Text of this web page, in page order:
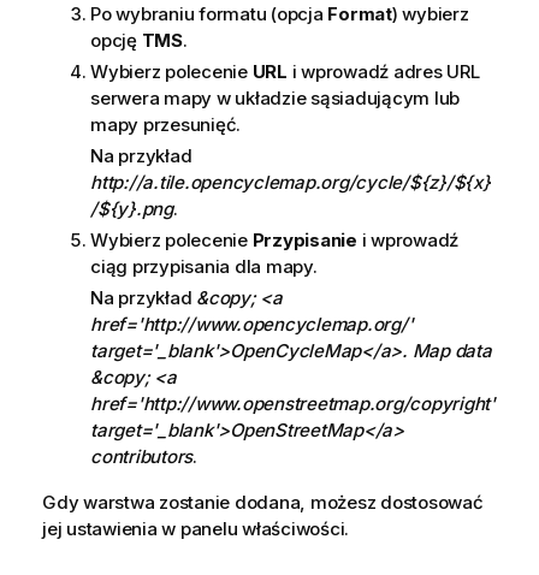
Po wybraniu formatu (opcja Format) wybierz
opcję TMS.
Wybierz polecenie URL i wprowadź adres URL
serwera mapy w układzie sąsiadującym lub
mapy przesunięć.
Na przykład
http://a.tile.opencyclemap.org/cycle/${z}/${x}
/${y}.png.
Wybierz polecenie Przypisanie i wprowadź
ciąg przypisania dla mapy.
Na przykład &copy; <a
href='http://www.opencyclemap.org/'
target='_blank'>OpenCycleMap</a>. Map data
&copy; <a
href='http://www.openstreetmap.org/copyright'
target='_blank'>OpenStreetMap</a>
contributors.
Gdy warstwa zostanie dodana, możesz dostosować
jej ustawienia w panelu właściwości.